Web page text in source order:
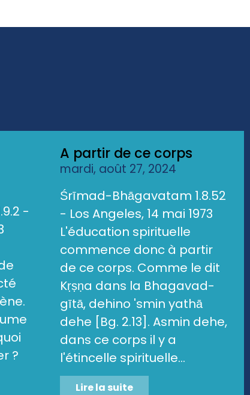
-
?
A partir de ce corps
mardi, août 27, 2024
Śrīmad-Bhāgavatam 1.8.52
- Los Angeles, 14 mai 1973
L'éducation spirituelle
commence donc à partir
de ce corps. Comme le dit
Kṛṣṇa dans la Bhagavad-
gītā, dehino 'smin yathā
dehe [Bg. 2.13]. Asmin dehe,
dans ce corps il y a
l'étincelle spirituelle...
Lire la suite